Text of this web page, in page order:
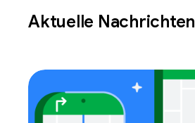
Aktuelle Nachrichten